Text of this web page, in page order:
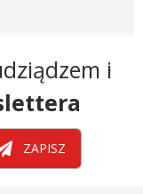
i
ZAPISZ